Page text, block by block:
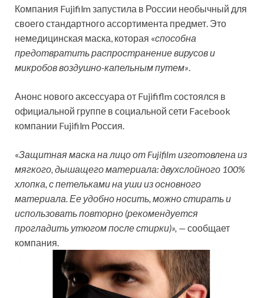
Компания Fujifilm запустила в России необычный для
своего стандартного ассортимента предмет. Это
немедицинская маска, которая «способна
предотвратить распространение вирусов и
микробов воздушно-капельным путем»
Анонс нового аксессуара от Fujififlm состоялся в
официальной группе в социальной сети Facebook
компании Fujifilm Россия.
«Защитная маска на лицо от Fujifilm изготовлена из
мягкого, дышащего материала: двухслойного 100%
хлопка, с петельками на уши из основного
материала. Ее удобно носить, можно стирать и
использовать повторно (рекомендуется
прогладить утюгом после стирки)», — сообщает
компания.